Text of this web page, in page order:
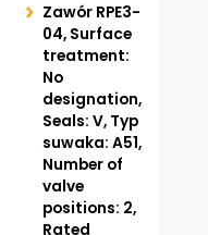
Zawór RPE3-
04, Surface
treatment:
No
designation,
Seals: V, Typ
suwaka: A51,
Number of
valve
positions: 2,
Rated